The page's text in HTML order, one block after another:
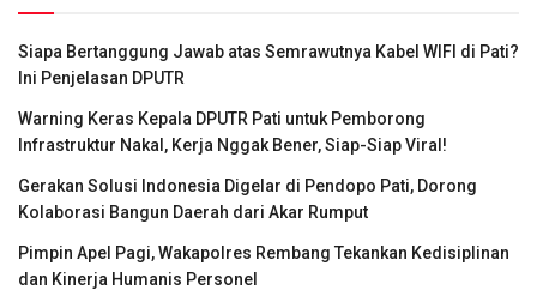
Siapa Bertanggung Jawab atas Semrawutnya Kabel WIFI di Pati?
Ini Penjelasan DPUTR
Warning Keras Kepala DPUTR Pati untuk Pemborong
Infrastruktur Nakal, Kerja Nggak Bener, Siap-Siap Viral!
Gerakan Solusi Indonesia Digelar di Pendopo Pati, Dorong
Kolaborasi Bangun Daerah dari Akar Rumput
Pimpin Apel Pagi, Wakapolres Rembang Tekankan Kedisiplinan
dan Kinerja Humanis Personel